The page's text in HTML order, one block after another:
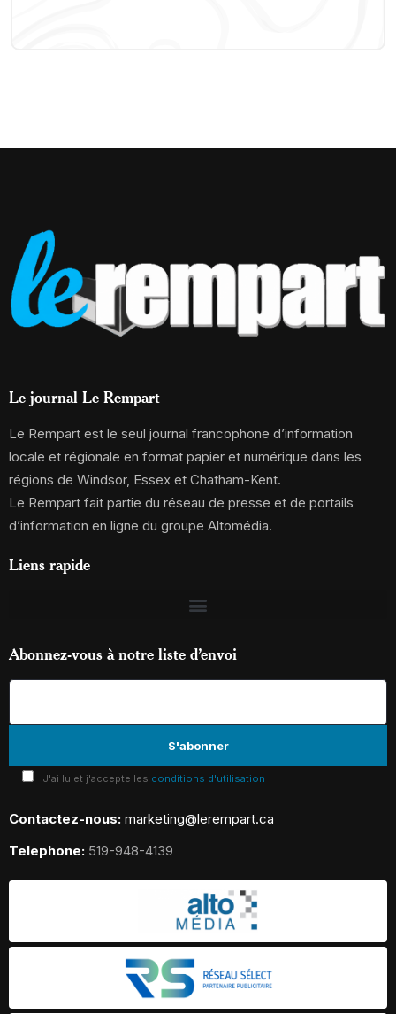
Le journal Le Rempart
Le Rempart est le seul journal francophone d’information
locale et régionale en format papier et numérique dans les
régions de Windsor, Essex et Chatham-Kent.
Le Rempart fait partie du réseau de presse et de portails
d’information en ligne du groupe Altomédia.
Liens rapide
Abonnez-vous à notre liste d’envoi
J'ai lu et j'accepte les conditions d'utilisation
Contactez-nous: marketing@lerempart.ca
Telephone: 519-948-4139